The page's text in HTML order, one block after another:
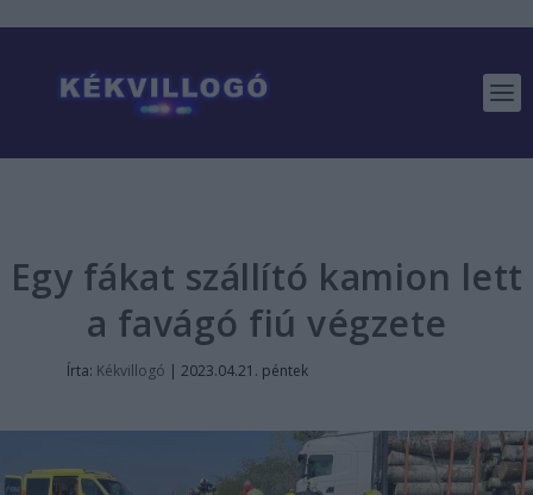
Egy fákat szállító kamion lett
a favágó fiú végzete
Írta: Kékvillogó | 2023.04.21. péntek